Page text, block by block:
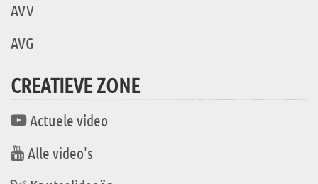
AVV
AVG
CREATIEVE ZONE
Actuele video
Alle video's